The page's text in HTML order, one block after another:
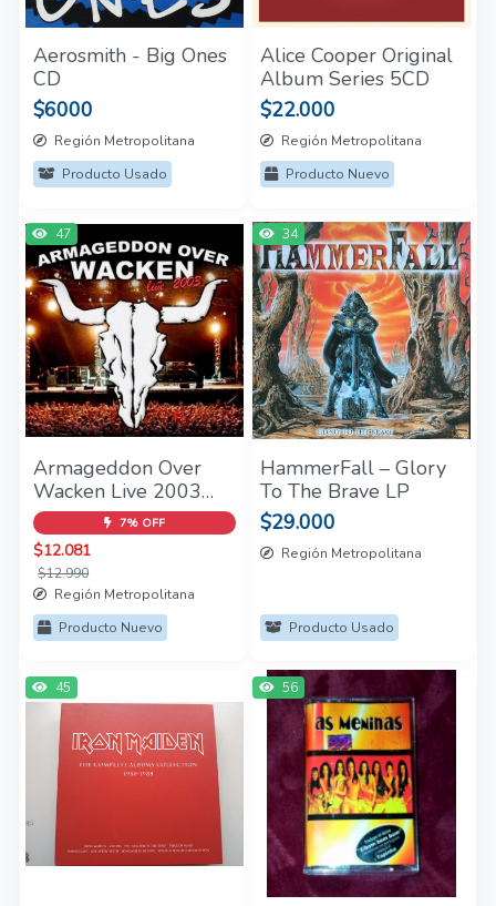
Aerosmith - Big Ones
CD
$6000
Región Metropolitana
Producto Usado
Alice Cooper Original
Album Series 5CD
$22.000
Región Metropolitana
Producto Nuevo
47
Armageddon Over
Wacken Live 2003
2CD - (2004)
7% OFF
$12.081
$12.990
Región Metropolitana
Producto Nuevo
34
HammerFall – Glory
To The Brave LP
$29.000
Región Metropolitana
Producto Usado
45 56